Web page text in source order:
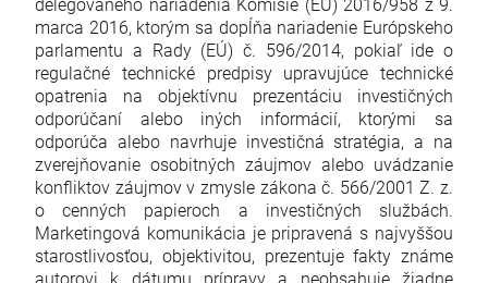
marca 2016, ktorým sa dopĺňa nariadenie Európskeho
parlamentu a Rady (EÚ) č. 596/2014, pokiaľ ide o
regulačné technické predpisy upravujúce technické
opatrenia na objektívnu prezentáciu investičných
odporúčaní alebo iných informácií, ktorými sa
odporúča alebo navrhuje investičná stratégia, a na
zverejňovanie osobitných záujmov alebo uvádzanie
konfliktov záujmov v zmysle zákona č. 566/2001 Z. z.
o cenných papieroch a investičných službách.
Marketingová komunikácia je pripravená s najvyššou
starostlivosťou, objektivitou, prezentuje fakty známe
autorovi k dátumu prípravy a neobsahuje žiadne